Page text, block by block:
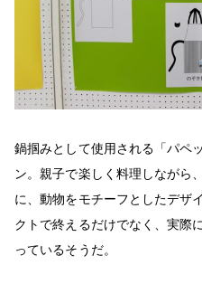
鍋掴みとして使用される「パペ
ン。親子で楽しく料理しながら
に、動物をモチーフとしたデザ
クトで終えるだけでなく、実際
っているそうだ。